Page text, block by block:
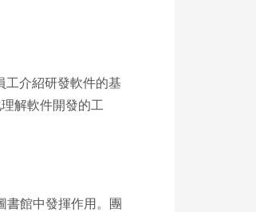
工介紹研發軟件的基
解軟件開發的工
書館中發揮作用。團